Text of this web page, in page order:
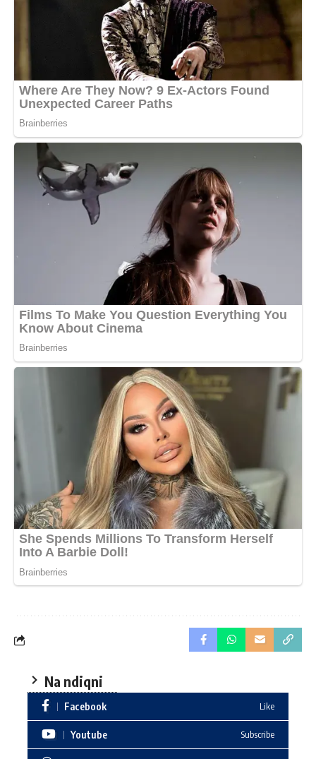
Na ndiqni
Facebook Like
Youtube Subscribe